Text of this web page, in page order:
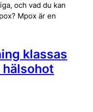
och vad du kan
Mpox är en
klassas